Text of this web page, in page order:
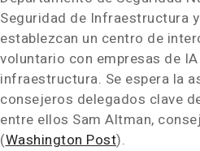
Seguridad de Infraestructura
establezcan un centro de
voluntario con empresas de
infraestructura. Se espera la
consejeros delegados clave
entre ellos Sam Altman,
(Washington Post).